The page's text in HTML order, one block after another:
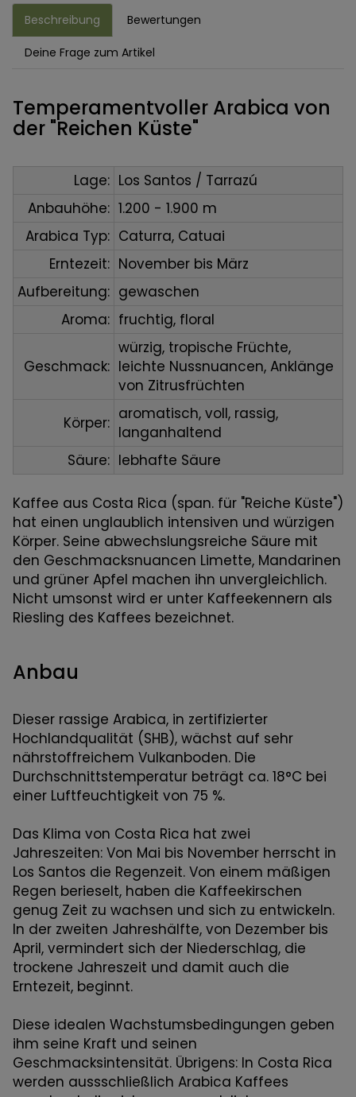
Beschreibung Bewertungen
Deine Frage zum Artikel
Temperamentvoller Arabica von
der "Reichen Küste"
Lage: Los Santos / Tarrazú
Anbauhöhe: 1.200 - 1.900 m
Arabica Typ: Caturra, Catuai
Erntezeit: November bis März
Aufbereitung: gewaschen
Aroma: fruchtig, floral
Geschmack:
würzig, tropische Früchte,
leichte Nussnuancen, Anklänge
von Zitrusfrüchten
Körper: aromatisch, voll, rassig,
langanhaltend
Säure: lebhafte Säure
Kaffee aus Costa Rica (span. für "Reiche Küste")
hat einen unglaublich intensiven und würzigen
Körper. Seine abwechslungsreiche Säure mit
den Geschmacksnuancen Limette, Mandarinen
und grüner Apfel machen ihn unvergleichlich.
Nicht umsonst wird er unter Kaffeekennern als
Riesling des Kaffees bezeichnet.
Anbau
Dieser rassige Arabica, in zertifizierter
Hochlandqualität (SHB), wächst auf sehr
nährstoffreichem Vulkanboden. Die
Durchschnittstemperatur beträgt ca. 18°C bei
einer Luftfeuchtigkeit von 75 %.
Das Klima von Costa Rica hat zwei
Jahreszeiten: Von Mai bis November herrscht in
Los Santos die Regenzeit. Von einem mäßigen
Regen berieselt, haben die Kaffeekirschen
genug Zeit zu wachsen und sich zu entwickeln.
In der zweiten Jahreshälfte, von Dezember bis
April, vermindert sich der Niederschlag, die
trockene Jahreszeit und damit auch die
Erntezeit, beginnt.
Diese idealen Wachstumsbedingungen geben
ihm seine Kraft und seinen
Geschmacksintensität. Übrigens: In Costa Rica
werden aussschließlich Arabica Kaffees